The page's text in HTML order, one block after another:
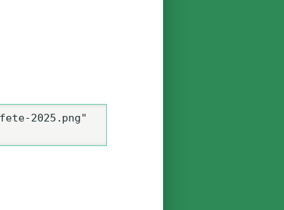
2025.png"